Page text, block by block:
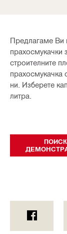
Предлагаме Ви
прахосмукачки
строителните
ни. Изберете
литра.